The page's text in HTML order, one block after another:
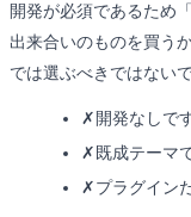
開発が必須であるため
出来合いのものを買う
では選ぶべきではないで
✗ 開発なしで
✗ 既成テーマ
✗ プラグイン